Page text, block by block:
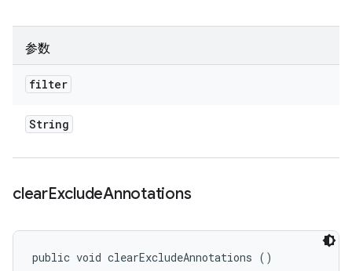
参数
filter
String
clearExcludeAnnotations
public void clearExcludeAnnotations ()